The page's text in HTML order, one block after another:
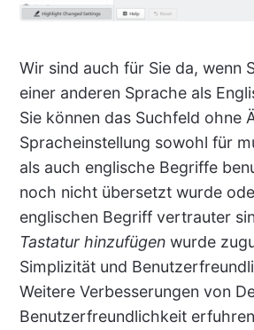
Wir sind auch für Sie da, wenn
einer anderen Sprache als
Sie können das Suchfeld ohne
Spracheinstellung sowohl für
als auch englische Begriffe
noch nicht übersetzt wurde
englischen Begriff vertrauter
Tastatur hinzufügenwurde
Simplizität und
Weitere Verbesserungen von
Benutzerfreundlichkeit erfuhren